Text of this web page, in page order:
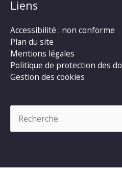
Liens
Accessibilité : non conforme
Plan du site
Mentions légales
Politique de protection des
Gestion des cookies